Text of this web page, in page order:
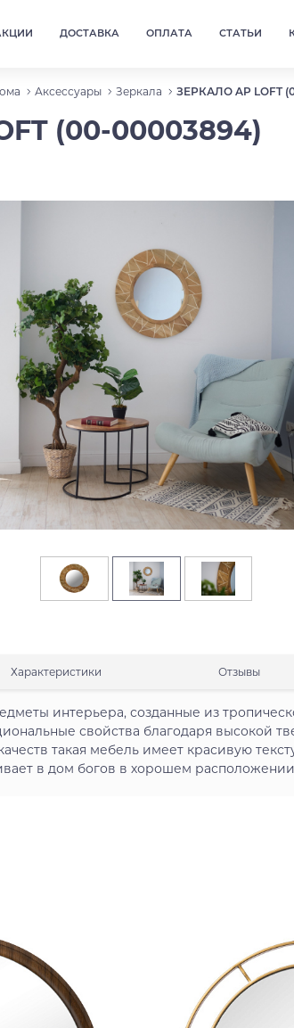
ДОСТАВКА ОПЛАТА СТАТЬИ
Аксессуары Зеркала ЗЕРКАЛО AP LOFT
(00-00003894)
Характеристики Отзывы
интерьера, созданные из
свойства благодаря высокой
такая мебель имеет красивую
в дом богов в хорошем расположении